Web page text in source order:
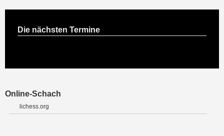
Die nächsten Termine
Online-Schach
lichess.org